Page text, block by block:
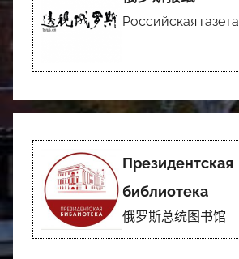
Российская газета
Президентская
библиотека
俄罗斯总统图书馆